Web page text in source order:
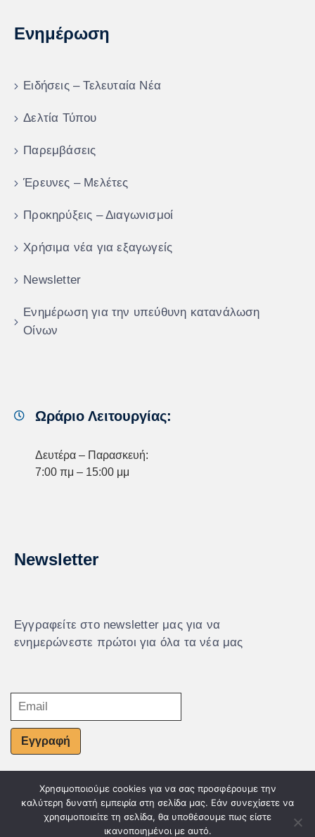
Ενημέρωση
Ειδήσεις – Τελευταία Νέα
Δελτία Τύπου
Παρεμβάσεις
Έρευνες – Μελέτες
Προκηρύξεις – Διαγωνισμοί
Χρήσιμα νέα για εξαγωγείς
Newsletter
Ενημέρωση για την υπεύθυνη κατανάλωση
Οίνων
Ωράριο Λειτουργίας:
Δευτέρα – Παρασκευή:
7:00 πμ – 15:00 μμ
Newsletter
Εγγραφείτε στο newsletter μας για να
ενημερώνεστε πρώτοι για όλα τα νέα μας
Εγγραφή
© Powered by Knowledge AE
Χρησιμοποιούμε cookies για να σας προσφέρουμε την
καλύτερη δυνατή εμπειρία στη σελίδα μας. Εάν συνεχίσετε να
χρησιμοποιείτε τη σελίδα, θα υποθέσουμε πως είστε
ικανοποιημένοι με αυτό.